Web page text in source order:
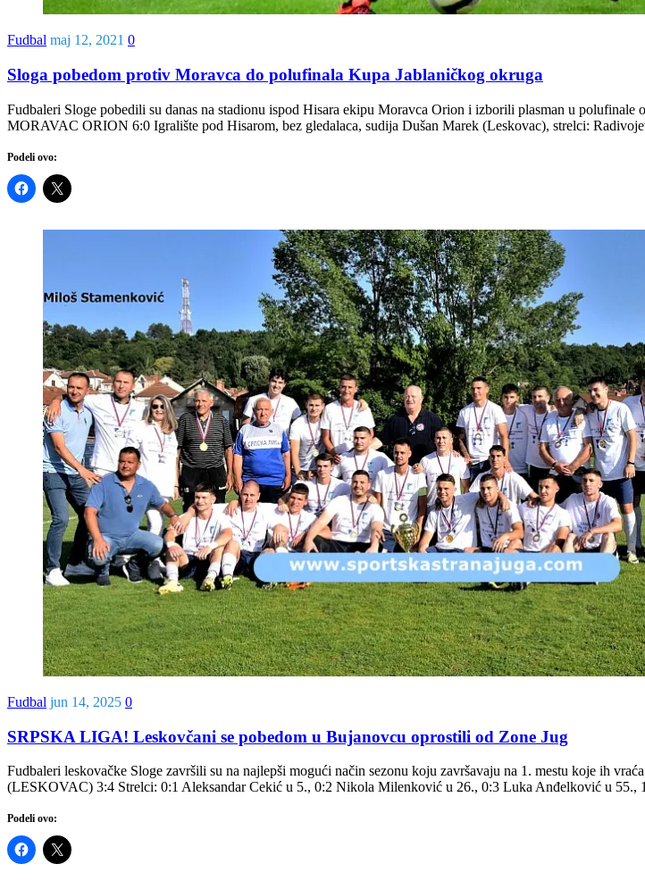
Fudbal maj 12, 2021 0
Sloga pobedom protiv Moravca do polufinala Kupa Jablaničkog okruga
Fudbaleri Sloge pobedili su danas na stadionu ispod Hisara ekipu Moravca Orion i izborili plasman u
MORAVAC ORION 6:0 Igralište pod Hisarom, bez gledalaca, sudija Dušan Marek (Leskovac), strelci:
Podeli ovo:
Fudbal jun 14, 2025 0
SRPSKA LIGA! Leskovčani se pobedom u Bujanovcu oprostili od Zone Jug
Fudbaleri leskovačke Sloge završili su na najlepši mogući način sezonu koju završavaju na 1. mestu koje ih
(LESKOVAC) 3:4 Strelci: 0:1 Aleksandar Cekić u 5., 0:2 Nikola Milenković u 26., 0:3 Luka Anđelković u
Podeli ovo: